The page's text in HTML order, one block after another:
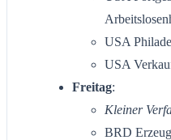
USA
USA
Freitag:
Kleiner
BRD